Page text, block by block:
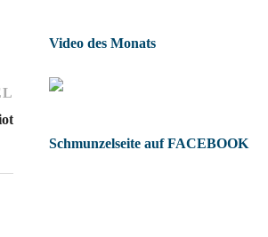
Video des Monats
Schmunzelseite auf FACEBOOK